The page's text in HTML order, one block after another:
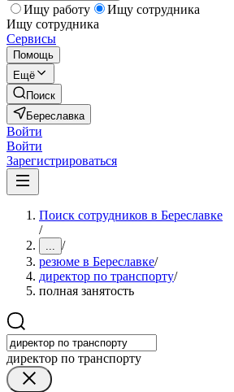
Ищу работу
Ищу сотрудника
Ищу сотрудника
Сервисы
Помощь
Ещё
Поиск
Береславка
Войти
Войти
Зарегистрироваться
Поиск сотрудников в Береславке
/
... /
резюме в Береславке/
директор по транспорту/
полная занятость
директор по транспорту